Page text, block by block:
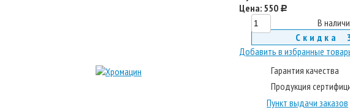
Цена: 550 c
В
Скидка
Добавить в избранные
Гарантия качества
Продукция
Пункт выдачи заказов